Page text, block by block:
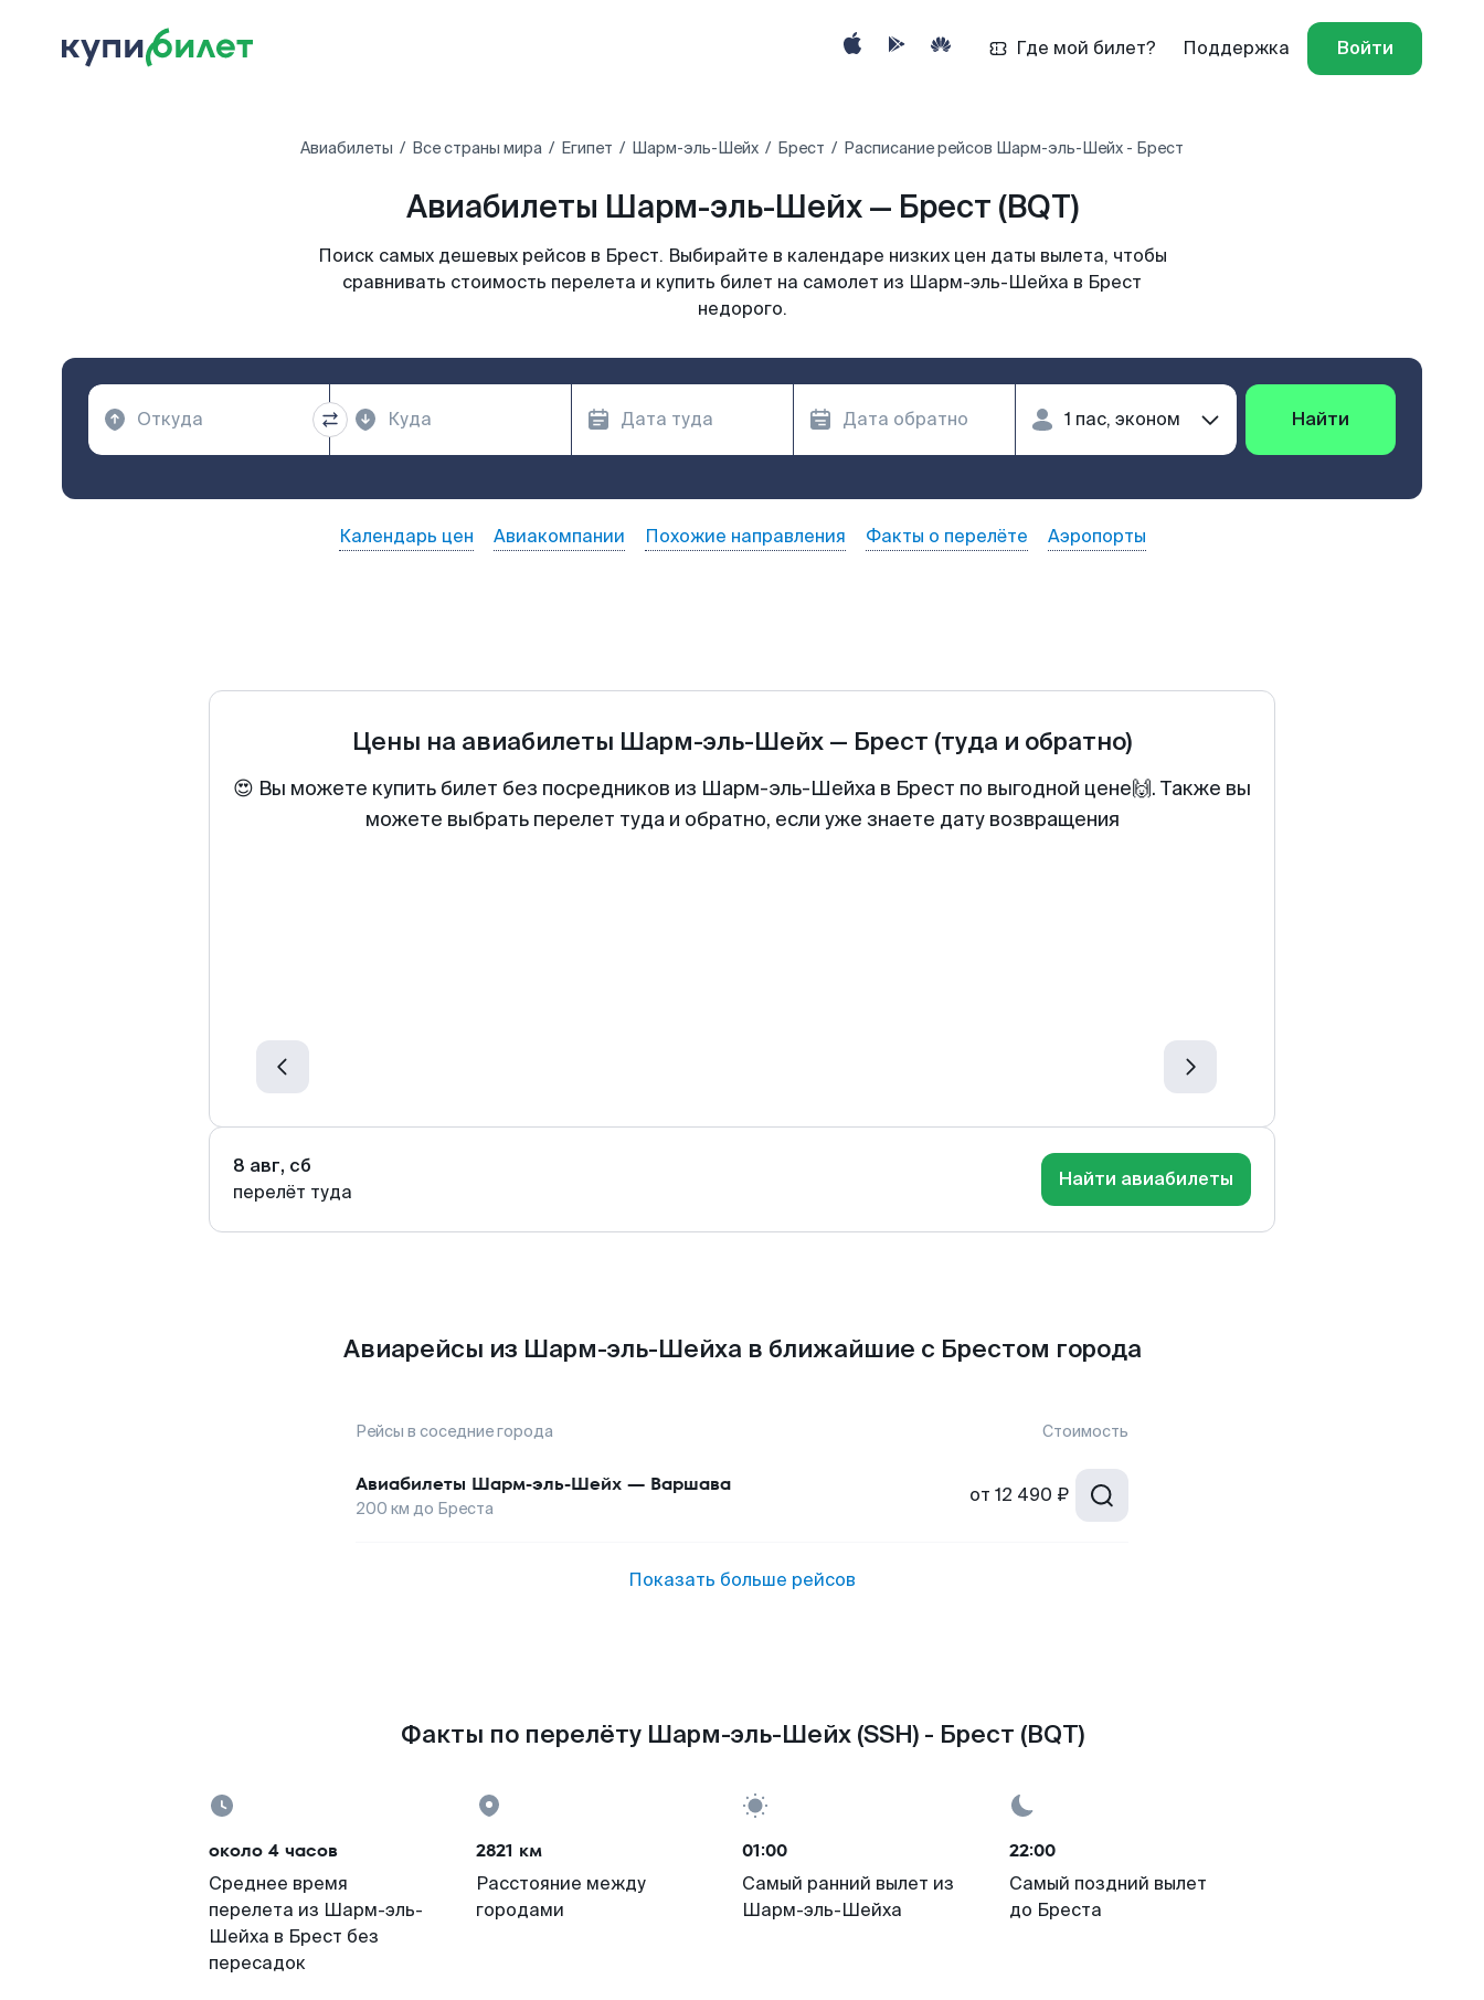
Где мой билет? Поддержка Войти
Авиабилеты Все страны мира Египет‎ Шарм-эль-Шейх Брест Расписание рейсов Шарм-эль-Шейх - Брест
Авиабилеты Шарм-эль-Шейх — Брест (BQT)
Поиск самых дешевых рейсов в Брест. Выбирайте в календаре низких цен даты вылета, чтобы
сравнивать стоимость перелета и купить билет на самолет из Шарм-эль-Шейха в Брест
недорого.
Найти
Календарь цен Авиакомпании Похожие направления Факты о перелёте Аэропорты
Цены на авиабилеты Шарм-эль-Шейх — Брест (туда и обратно)
😍 Вы можете купить билет без посредников из Шарм-эль-Шейха в Брест по выгодной цене🙌. Также вы
можете выбрать перелет туда и обратно, если уже знаете дату возвращения
8 авг, сб
перелёт туда
Найти авиабилеты
Авиарейсы из Шарм-эль-Шейха в ближайшие с Брестом города
Рейсы в соседние города Стоимость
Авиабилеты Шарм-эль-Шейх — Варшава
200 км до Бреста
от 12 490 ₽
Показать больше рейсов
Факты по перелёту Шарм-эль-Шейх (SSH) - Брест (BQT)
около 4 часов
Среднее время
перелета из Шарм-эль-
Шейха в Брест без
пересадок
2821 км
Расстояние между
городами
01:00
Самый ранний вылет из
Шарм-эль-Шейха
22:00
Самый поздний вылет
до Бреста